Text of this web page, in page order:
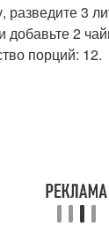
разведите 3
добавьте 2
порций: 12.